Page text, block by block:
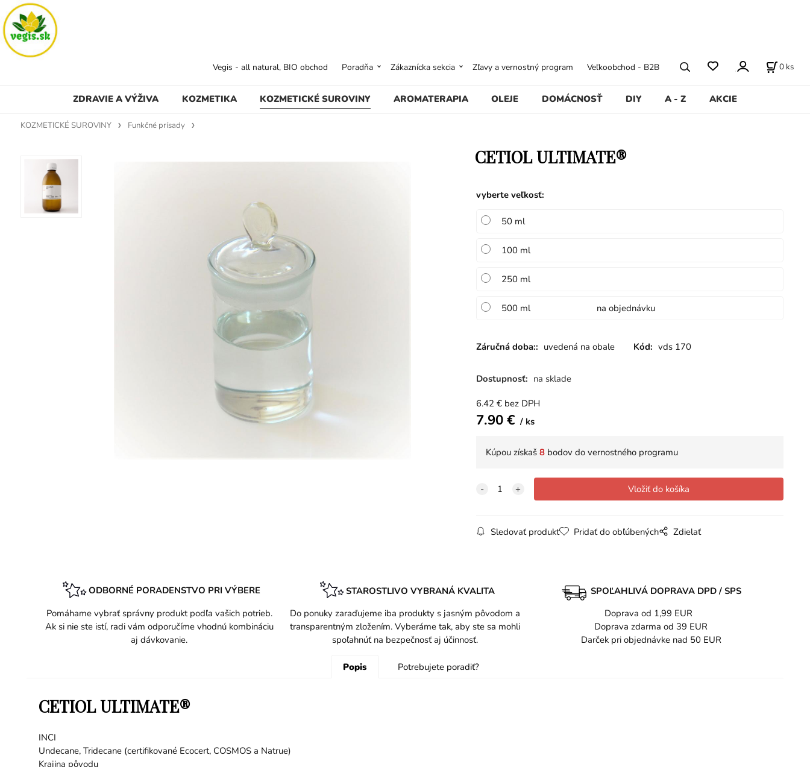
ZDRAVIE A VÝŽIVA KOZMETIKA KOZMETICKÉ SUROVINY AROMATERAPIA OLEJE DOMÁCNOSŤ DIY A - Z AKCIE
Vegis - all natural, BIO obchod Poradňa Zákaznícka sekcia Zľavy a vernostný program Veľkoobchod - B2B 0 ks
KOZMETICKÉ SUROVINY Funkčné prísady
CETIOL ULTIMATE®
vyberte veľkosť:
50 ml
100 ml
250 ml
500 ml na objednávku
Záručná doba:: uvedená na obale Kód: vds 170
Dostupnosť: na sklade
6.42 € bez DPH
7.90€ ks
Kúpou získaš 8bodov do vernostného programu
Sledovať produkt Pridať do obľúbených Zdielať
ODBORNÉ PORADENSTVO PRI VÝBERE
Pomáhame vybrať správny produkt podľa vašich potrieb.
Ak si nie ste istí, radi vám odporučíme vhodnú kombináciu
aj dávkovanie.
STAROSTLIVO VYBRANÁ KVALITA
Do ponuky zaraďujeme iba produkty s jasným pôvodom a
transparentným zložením. Vyberáme tak, aby ste sa mohli
spoľahnúť na bezpečnosť aj účinnosť.
SPOĽAHLIVÁ DOPRAVA DPD / SPS
Doprava od 1,99 EUR
Doprava zdarma od 39 EUR
Darček pri objednávke nad 50 EUR
Popis Potrebujete poradiť?
CETIOL ULTIMATE®
INCI
Undecane, Tridecane (certifikované Ecocert, COSMOS a Natrue)
Krajina pôvodu